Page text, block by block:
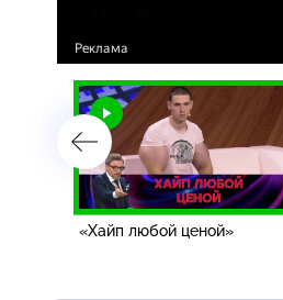
«Хайп любой ценой»